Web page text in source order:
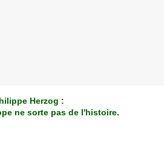
Herzog :
ne sorte pas de l'histoire.